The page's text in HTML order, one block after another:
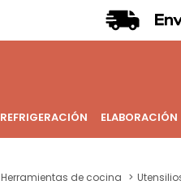
REFRIGERACIÓN ELABORACIÓN
Herramientas de cocina